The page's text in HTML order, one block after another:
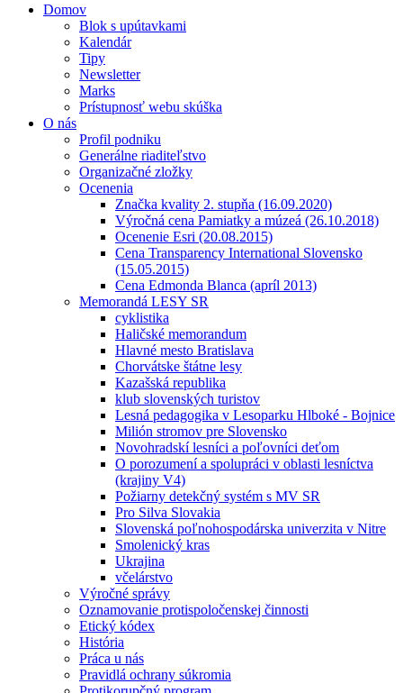
Domov
Blok s upútavkami
Kalendár
Tipy
Newsletter
Marks
Prístupnosť webu skúška
O nás
Profil podniku
Generálne riaditeľstvo
Organizačné zložky
Ocenenia
Značka kvality 2. stupňa (16.09.2020)
Výročná cena Pamiatky a múzeá (26.10.2018)
Ocenenie Esri (20.08.2015)
Cena Transparency International Slovensko
(15.05.2015)
Cena Edmonda Blanca (apríl 2013)
Memorandá LESY SR
cyklistika
Haličské memorandum
Hlavné mesto Bratislava
Chorvátske štátne lesy
Kazašská republika
klub slovenských turistov
Lesná pedagogika v Lesoparku Hlboké - Bojnice
Milión stromov pre Slovensko
Novohradskí lesníci a poľovníci deťom
O porozumení a spolupráci v oblasti lesníctva
(krajiny V4)
Požiarny detekčný systém s MV SR
Pro Silva Slovakia
Slovenská poľnohospodárska univerzita v Nitre
Smolenický kras
Ukrajina
včelárstvo
Výročné správy
Oznamovanie protispoločenskej činnosti
Etický kódex
História
Práca u nás
Pravidlá ochrany súkromia